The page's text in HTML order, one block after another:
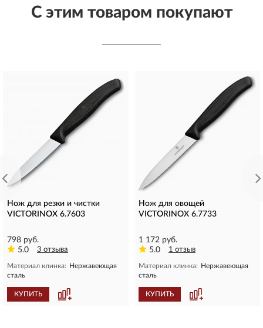
С этим товаром покупают
Нож для резки и чистки
VICTORINOX 6.7603
798 руб.
5.0
3 отзыва
Материал клинка: Нержавеющая
сталь
КУПИТЬ
Нож для овощей
VICTORINOX 6.7733
1 172 руб.
5.0
1 отзыв
Материал клинка: Нержавеющая
сталь
КУПИТЬ